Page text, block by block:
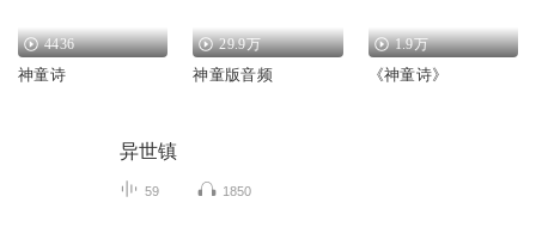
4436
神童诗
29.9万
神童版音频
1.9万
《神童诗》
异世镇
59 1850